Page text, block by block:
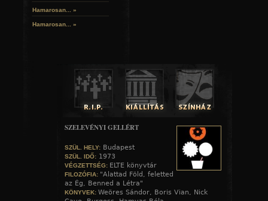
Hamarosan... »
Hamarosan... »
SZELEVÉNYI GELLÉRT
SZÜL. HELY: Budapest
SZÜL. IDŐ: 1973
VÉGZETTSÉG: ELTE könyvtár
FILOZÓFIA: "Alattad Föld, feletted
az Ég, Benned a Létra"
KÖNYVEK: Weöres Sándor, Boris Vian, Nick